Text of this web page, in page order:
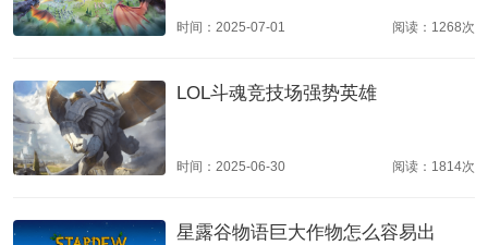
时间：2025-07-01 阅读：1268次
LOL斗魂竞技场强势英雄
时间：2025-06-30 阅读：1814次
星露谷物语巨大作物怎么容易出